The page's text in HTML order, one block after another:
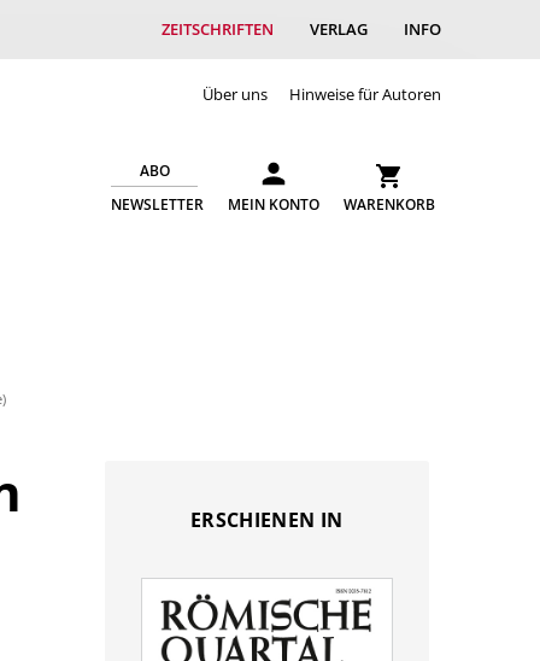
ZEITSCHRIFTEN VERLAG INFO
Über uns Hinweise für Autoren
ABO
NEWSLETTER
MEIN KONTO WARENKORB
ERSCHIENEN IN